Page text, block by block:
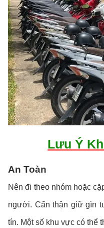
Lưu Ý
An Toàn
Nên đi theo nhóm hoặc
người. Cẩn thận giữ gìn
tín. Một số khu vực có thể